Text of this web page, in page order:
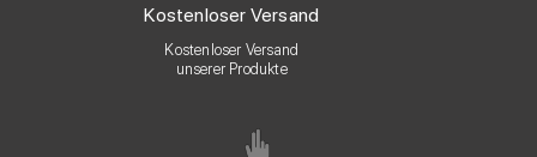
Kostenloser Versand
Kostenloser Versand
unserer Produkte